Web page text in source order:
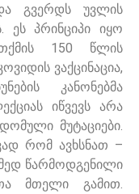
გვერდს უვლის
ეს პრინციპი იყო
150 წლის
ვაქცინაცია,
კანონებმა
იწვევს არა
მუტაციები.
რომ ავხსნათ –
წარმოდგენილი
მთელი გამით.